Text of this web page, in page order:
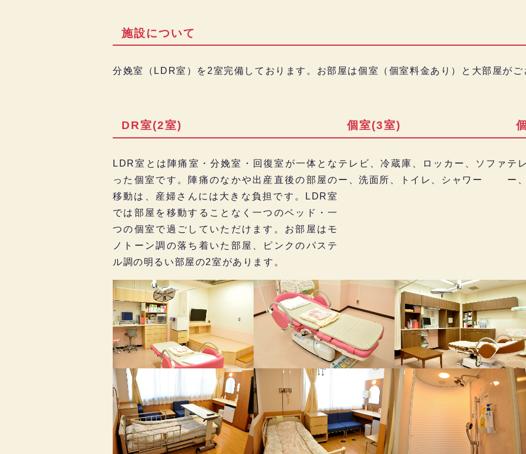
施設について
分娩室（LDR室）を2室完備しております。お部屋は個室（個室料金あり）と大部屋がご
DR室(2室)
LDR室とは陣痛室・分娩室・回復室が一体とな
った個室です。陣痛のなかや出産直後の部屋の
移動は、産婦さんには大きな負担です。LDR室
では部屋を移動することなく一つのベッド・一
つの個室で過ごしていただけます。お部屋はモ
ノトーン調の落ち着いた部屋、ピンクのパステ
ル調の明るい部屋の2室があります。
個室(3室)
テレビ、冷蔵庫、ロッカー、ソファ
ー、洗面所、トイレ、シャワー
テ
ー